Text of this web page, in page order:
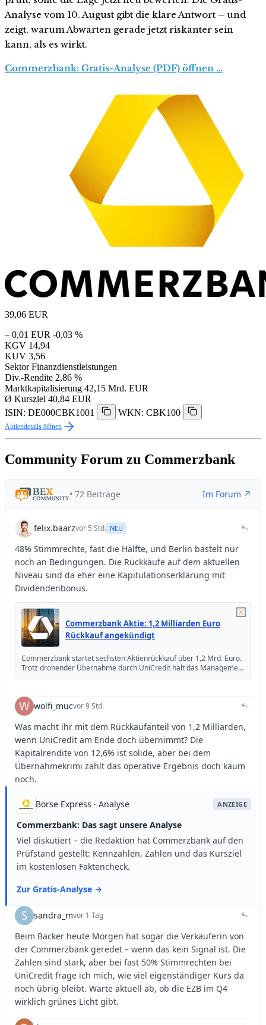
Analyse vom 10. August gibt die klare Antwort – und
zeigt, warum Abwarten gerade jetzt riskanter sein
kann, als es wirkt.
Commerzbank: Gratis-Analyse (PDF) öffnen …
39,06 EUR
– 0,01 EUR -0,03 %
KGV 14,94
KUV 3,56
Sektor Finanzdienstleistungen
Div.-Rendite 2,86 %
Marktkapitalisierung 42,15 Mrd. EUR
Ø Kursziel 40,84 EUR
ISIN: DE000CBK1001
WKN: CBK100
Aktiendetails öffnen
Community Forum zu Commerzbank